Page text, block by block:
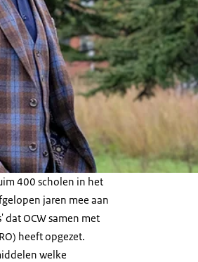
400 scholen in het
jaren mee aan
OCW samen met
heeft opgezet.
welke